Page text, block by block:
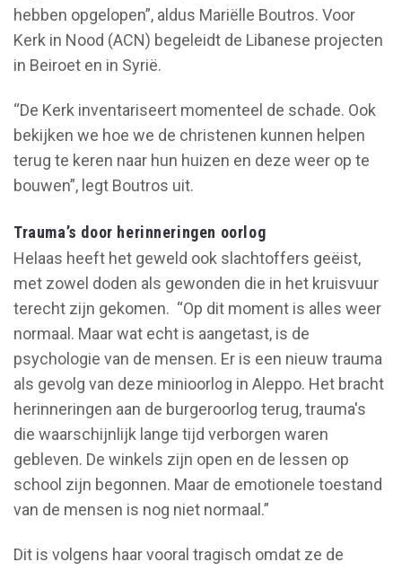
hebben opgelopen”, aldus Mariëlle Boutros. Voor
Kerk in Nood (ACN) begeleidt de Libanese projecten
in Beiroet en in Syrië.
“De Kerk inventariseert momenteel de schade. Ook
bekijken we hoe we de christenen kunnen helpen
terug te keren naar hun huizen en deze weer op te
bouwen”, legt Boutros uit.
Trauma’s door herinneringen oorlog
Helaas heeft het geweld ook slachtoffers geëist,
met zowel doden als gewonden die in het kruisvuur
terecht zijn gekomen. “Op dit moment is alles weer
normaal. Maar wat echt is aangetast, is de
psychologie van de mensen. Er is een nieuw trauma
als gevolg van deze minioorlog in Aleppo. Het bracht
herinneringen aan de burgeroorlog terug, trauma's
die waarschijnlijk lange tijd verborgen waren
gebleven. De winkels zijn open en de lessen op
school zijn begonnen. Maar de emotionele toestand
van de mensen is nog niet normaal.”
Dit is volgens haar vooral tragisch omdat ze de